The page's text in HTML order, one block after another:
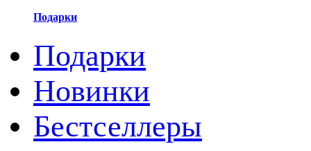
Подарки
Подарки
Новинки
Бестселлеры